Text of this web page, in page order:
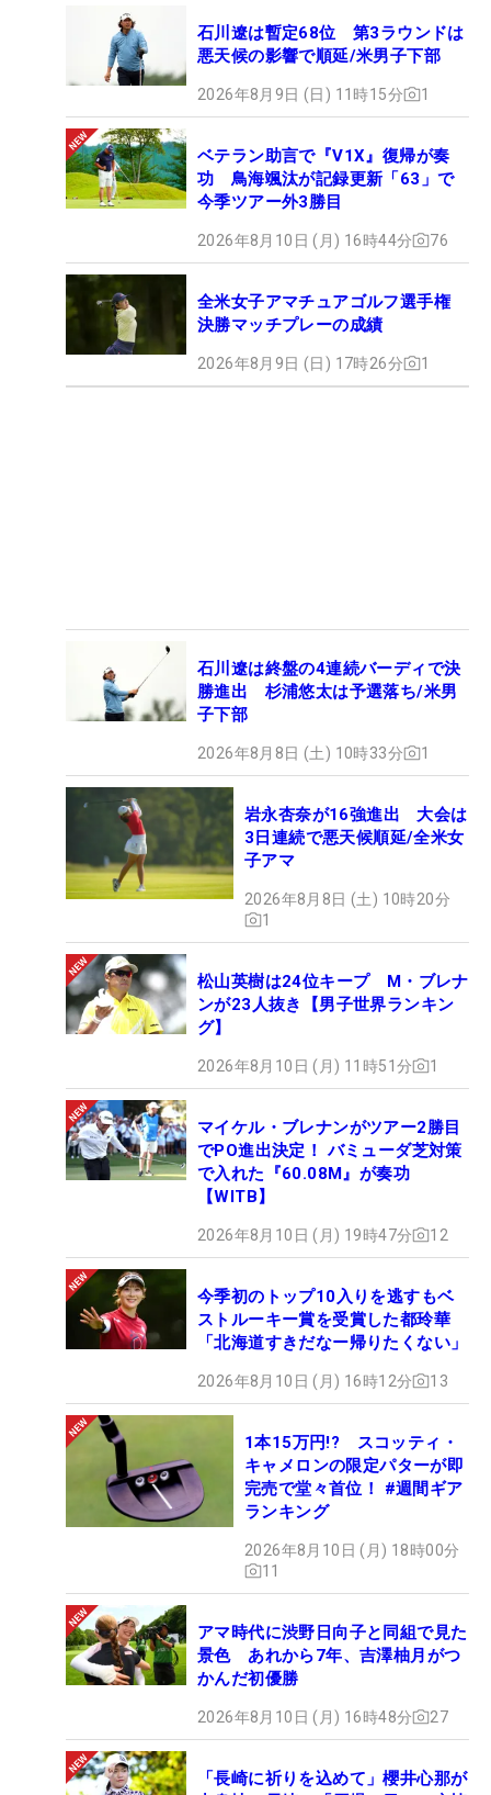
石川遼は暫定68位 第3ラウンドは
悪天候の影響で順延/米男子下部
2026年8月9日 (日) 11時15分 1
ベテラン助言で『V1X』復帰が奏
功 鳥海颯汰が記録更新「63」で
今季ツアー外3勝目
2026年8月10日 (月) 16時44分 76
全米女子アマチュアゴルフ選手権
決勝マッチプレーの成績
2026年8月9日 (日) 17時26分 1
石川遼は終盤の4連続バーディで決
勝進出 杉浦悠太は予選落ち/米男
子下部
2026年8月8日 (土) 10時33分 1
岩永杏奈が16強進出 大会は
3日連続で悪天候順延/全米女
子アマ
2026年8月8日 (土) 10時20分
1
松山英樹は24位キープ M・ブレナ
ンが23人抜き【男子世界ランキン
グ】
2026年8月10日 (月) 11時51分 1
マイケル・ブレナンがツアー2勝目
でPO進出決定！ バミューダ芝対策
で入れた『60.08M』が奏功
【WITB】
2026年8月10日 (月) 19時47分 12
今季初のトップ10入りを逃すもベ
ストルーキー賞を受賞した都玲華
「北海道すきだなー帰りたくない」
2026年8月10日 (月) 16時12分 13
1本15万円!? スコッティ・
キャメロンの限定パターが即
完売で堂々首位！ #週間ギア
ランキング
2026年8月10日 (月) 18時00分
11
アマ時代に渋野日向子と同組で見た
景色 あれから7年、吉澤柚月がつ
かんだ初優勝
2026年8月10日 (月) 16時48分 27
「長崎に祈りを込めて」櫻井心那が